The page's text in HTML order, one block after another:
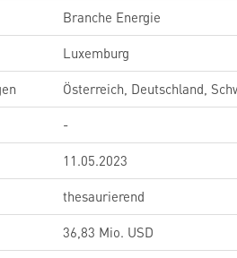
Branche Energie
Luxemburg
Österreich, Deutschland,
-
11.05.2023
thesaurierend
36,83 Mio. USD